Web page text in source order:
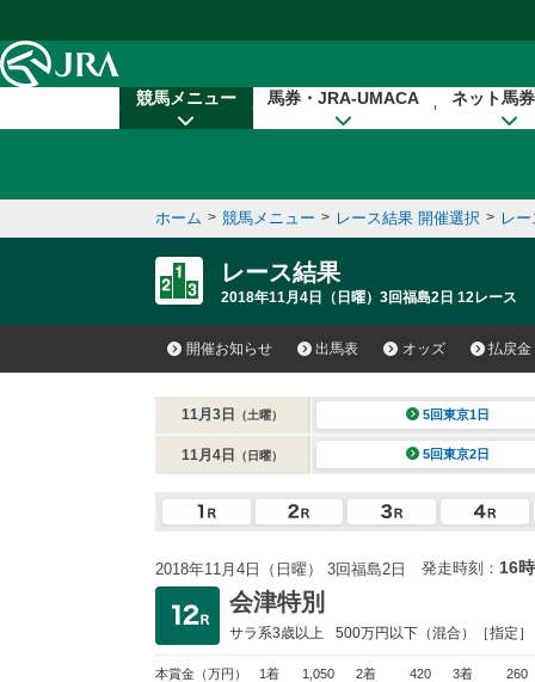
競馬メニュー 馬券・JRA-UMACA ネット馬
ホーム > 競馬メニュー > レース結果 開催選択 > レ
レース結果
2018年11月4日（日曜）3回福島2日 12レース
開催お知らせ 出馬表 オッズ 払戻金
11月3日 （土曜） 5回東京1日
11月4日 （日曜） 5回東京2日
2018年11月4日（日曜） 3回福島2日 発走時刻： 16
会津特別
サラ系3歳以上 500万円以下 （混合）［指定］
本賞金 （万円） 1着 1,050 2着 420 3着
260